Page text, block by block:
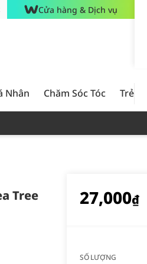
Cửa hàng & Dịch vụ
Nhân Chăm Sóc Tóc Trẻ Em
Tree
27,000₫
SỐ LƯỢNG